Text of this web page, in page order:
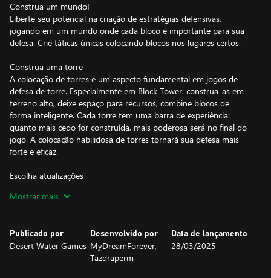
Construa um mundo!
Liberte seu potencial na criação de estratégias defensivas,
jogando em um mundo onde cada bloco é importante para sua
defesa. Crie táticas únicas colocando blocos nos lugares certos.
Construa uma torre
A colocação de torres é um aspecto fundamental em jogos de
defesa de torre. Especialmente em Block Tower: construa-as em
terreno alto, deixe espaço para recursos, combine blocos de
forma inteligente. Cada torre tem uma barra de experiência:
quanto mais cedo for construída, mais poderosa será no final do
jogo. A colocação habilidosa de torres tornará sua defesa mais
forte e eficaz.
Escolha atualizações
decisivo na passagem de cada estágio. Otimize sua estratégia:
ao jogo uma rejogabilidade virtualmente infinita.
Mostrar mais
Publicado por
Desert Water Games
Desenvolvido por
MyDreamForever,
Tazdraperm
Data de lançamento
28/03/2025